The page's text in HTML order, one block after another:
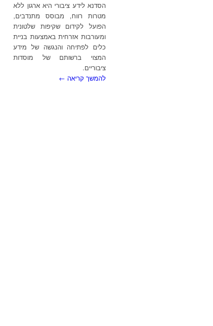
הסדנא לידע ציבורי היא ארגון ללא
מטרות רווח, מבוסס מתנדבים,
הפועל לקידום שקיפות שלטונית
ומעורבות אזרחית באמצעות בניית
כלים לפתיחה והנגשה של מידע
המצוי ברשותם של מוסדות
ציבוריים.
להמשך קריאה ←